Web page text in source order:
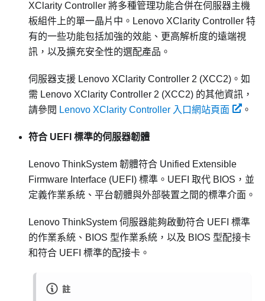
XClarity Controller 將多種管理功能合併在伺服器主機
板組件上的單一晶片中。 Lenovo XClarity Controller 特
有的一些功能包括加強的效能、更高解析度的遠端視
訊，以及擴充安全性的選配產品。
伺服器支援 Lenovo XClarity Controller 2 (XCC2)。如
需 Lenovo XClarity Controller 2 (XCC2) 的其他資訊，
請參閱 Lenovo XClarity Controller 入口網站頁面 。
符合 UEFI 標準的伺服器韌體
Lenovo ThinkSystem 韌體符合 Unified Extensible
Firmware Interface (UEFI) 標準。UEFI 取代 BIOS，並
定義作業系統、平台韌體與外部裝置之間的標準介面。
Lenovo ThinkSystem 伺服器能夠啟動符合 UEFI 標準
的作業系統、BIOS 型作業系統，以及 BIOS 型配接卡
和符合 UEFI 標準的配接卡。
註